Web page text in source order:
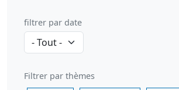
filtrer par date
Filtrer par thèmes